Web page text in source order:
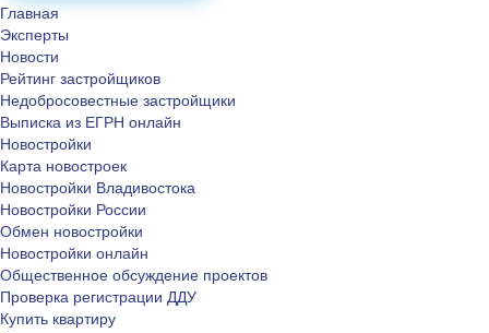
Главная
Эксперты
Новости
Рейтинг застройщиков
Недобросовестные застройщики
Выписка из ЕГРН онлайн
Новостройки
Карта новостроек
Новостройки Владивостока
Новостройки России
Обмен новостройки
Новостройки онлайн
Общественное обсуждение проектов
Проверка регистрации ДДУ
Купить квартиру